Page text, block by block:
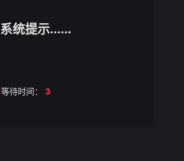
系统提示......
等待时间： 3